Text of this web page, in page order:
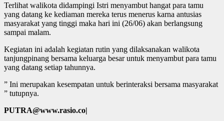
Terlihat walikota didampingi Istri menyambut hangat para tamu
yang datang ke kediaman mereka terus menerus karna antusias
masyarakat yang tinggi maka hari ini (26/06) akan berlangsung
sampai malam.
Kegiatan ini adalah kegiatan rutin yang dilaksanakan walikota
tanjungpinang bersama keluarga besar untuk menyambut para tamu
yang datang setiap tahunnya.
” Ini merupakan kesempatan untuk berinteraksi bersama masyarakat
” tutupnya.
PUTRA@www.rasio.co|